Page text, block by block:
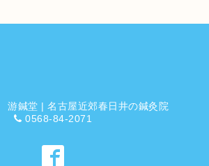
游鍼堂 | 名古屋近郊春日井の鍼灸院
0568-84-2071